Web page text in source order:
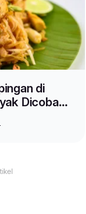
di
Dicoba